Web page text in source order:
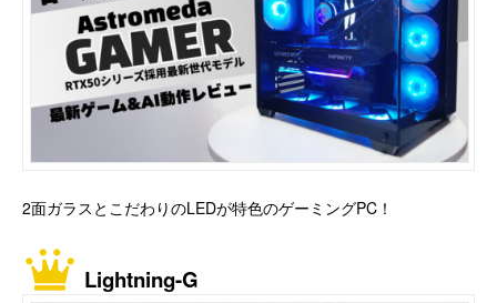
2面ガラスとこだわりのLEDが特色のゲーミングPC！
Lightning-G